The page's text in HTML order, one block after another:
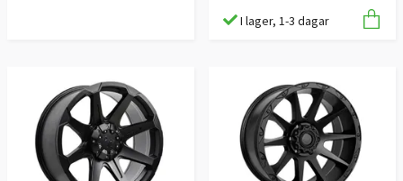
I lager, 1-3 dagar